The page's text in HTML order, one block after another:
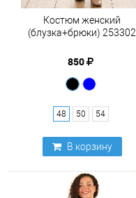
Костюм женский
(блузка+брюки) 253302
850
48 50 54
В корзину